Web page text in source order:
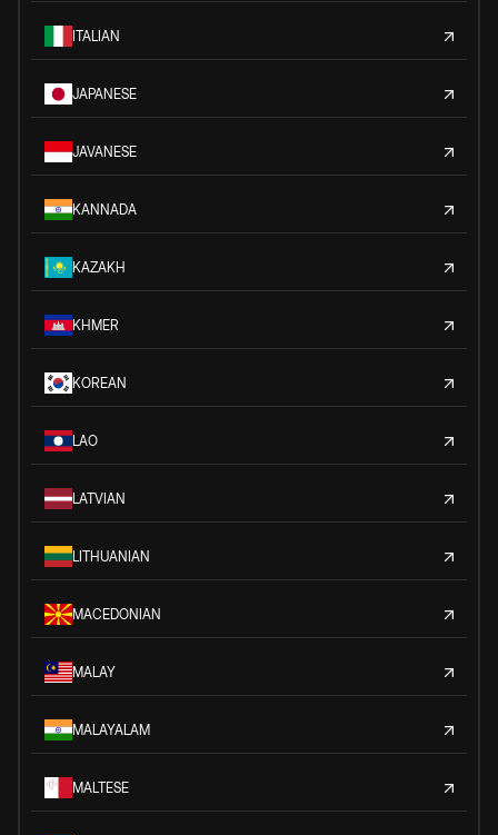
ITALIAN
JAPANESE
JAVANESE
KANNADA
KAZAKH
KHMER
KOREAN
LAO
LATVIAN
LITHUANIAN
MACEDONIAN
MALAY
MALAYALAM
MALTESE